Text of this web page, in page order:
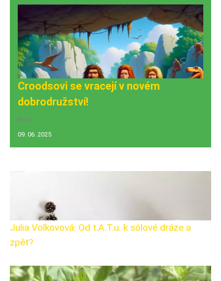
Croodsovi se vracejí v novém
dobrodružství!
filmy
09. 06. 2025
Julia Volkovová: Od t.A.T.u. k sólové dráze a
zpět?